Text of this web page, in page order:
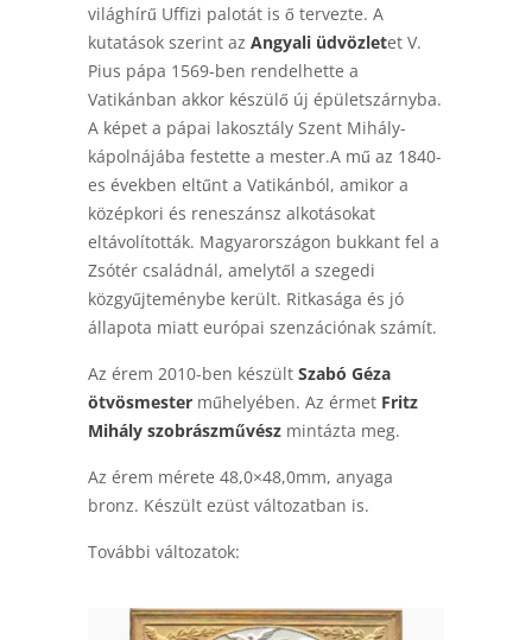
világhírű Uffizi palotát is ő tervezte. A
kutatások szerint az Angyali üdvözletet V.
Pius pápa 1569-ben rendelhette a
Vatikánban akkor készülő új épületszárnyba.
A képet a pápai lakosztály Szent Mihály-
kápolnájába festette a mester.A mű az 1840-
es években eltűnt a Vatikánból, amikor a
középkori és reneszánsz alkotásokat
eltávolították. Magyarországon bukkant fel a
Zsótér családnál, amelytől a szegedi
közgyűjteménybe került. Ritkasága és jó
állapota miatt európai szenzációnak számít.
Az érem 2010-ben készült Szabó Géza
ötvösmester műhelyében. Az érmet Fritz
Mihály szobrászművész mintázta meg.
Az érem mérete 48,0×48,0mm, anyaga
bronz. Készült ezüst változatban is.
További változatok: